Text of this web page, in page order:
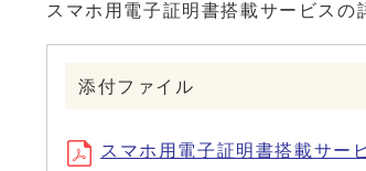
スマホ用電子証明書搭載サービスの
添付ファイル
スマホ用電子証明書搭載サー